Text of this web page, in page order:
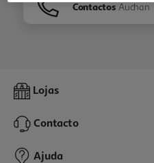
Contactos Auchan
Lojas
Contacto
Ajuda